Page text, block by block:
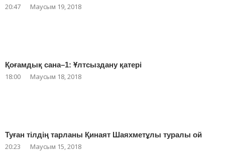
20:47 Маусым 19, 2018
Қоғамдық сана–1: Ұлтсыздану қатері
18:00 Маусым 18, 2018
Туған тілдің тарланы Қинаят Шаяхметұлы туралы ой
20:23 Маусым 15, 2018